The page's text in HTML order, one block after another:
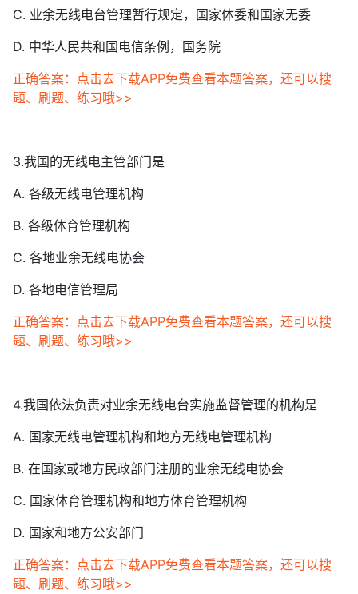
C. 业余无线电台管理暂行规定，国家体委和国家无委
D. 中华人民共和国电信条例，国务院
正确答案：点击去下载APP免费查看本题答案，还可以搜
题、刷题、练习哦>>
3.我国的无线电主管部门是
A. 各级无线电管理机构
B. 各级体育管理机构
C. 各地业余无线电协会
D. 各地电信管理局
正确答案：点击去下载APP免费查看本题答案，还可以搜
题、刷题、练习哦>>
4.我国依法负责对业余无线电台实施监督管理的机构是
A. 国家无线电管理机构和地方无线电管理机构
B. 在国家或地方民政部门注册的业余无线电协会
C. 国家体育管理机构和地方体育管理机构
D. 国家和地方公安部门
正确答案：点击去下载APP免费查看本题答案，还可以搜
题、刷题、练习哦>>